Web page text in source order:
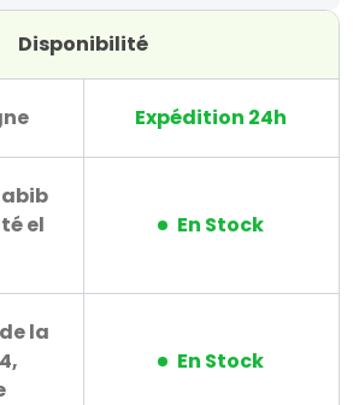
Disponibilité
Expédition 24h
el
En Stock
la
En Stock